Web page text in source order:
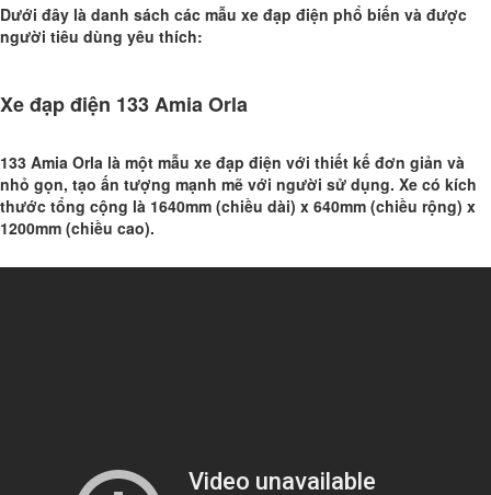
Dưới đây là danh sách các mẫu xe đạp điện phổ biến và được
người tiêu dùng yêu thích:
Xe đạp điện 133 Amia Orla
133 Amia Orla là một mẫu xe đạp điện với thiết kế đơn giản và
nhỏ gọn, tạo ấn tượng mạnh mẽ với người sử dụng. Xe có kích
thước tổng cộng là 1640mm (chiều dài) x 640mm (chiều rộng) x
1200mm (chiều cao).